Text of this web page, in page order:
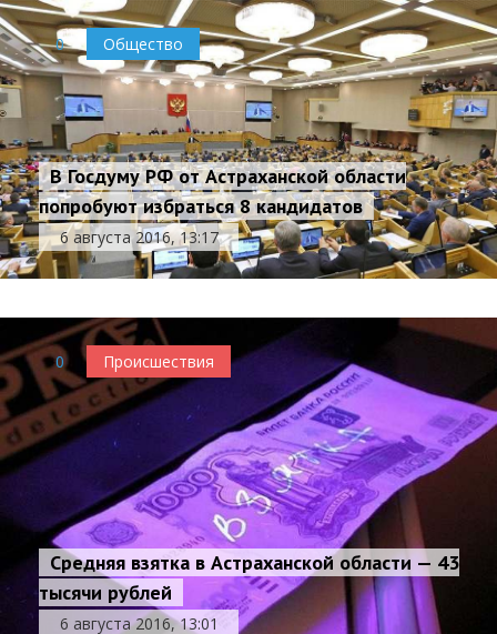
0 Общество
В Госдуму РФ от Астраханской области
попробуют избраться 8 кандидатов
6 августа 2016, 13:17
0 Происшествия
Средняя взятка в Астраханской области — 43
тысячи рублей
6 августа 2016, 13:01